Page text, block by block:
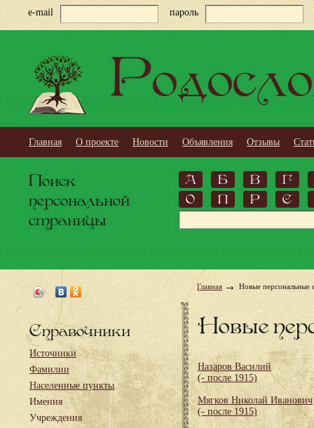
e-mail пароль
Главная О проекте Новости Объявления Отзывы
Поиск
персональной
страницы
А Б В
Г
О
П Р С
Справочники
Источники
Фамилии
Населенные пункты
Имения
Учреждения
Главная Новые персональные
Новые
Назаров Василий
(- после 1915)
Мягков Николай Иванович
(- после 1915)